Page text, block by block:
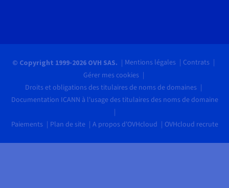
© Copyright 1999-2026 OVH SAS. Mentions légales
Contrats
Gérer mes cookies
Droits et obligations des titulaires de noms de domaines
Documentation ICANN à l'usage des titulaires des noms de domaine
Paiements Plan de site A propos d'OVHcloud OVHcloud recrute